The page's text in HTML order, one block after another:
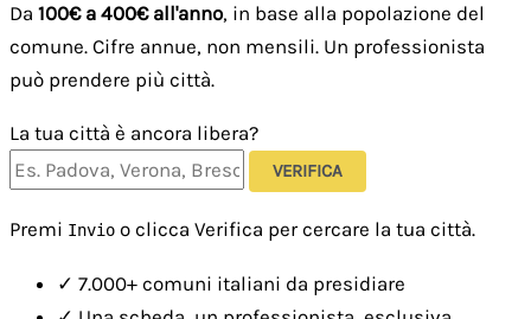
Da 100€ a 400€ all'anno, in base alla popolazione del
comune. Cifre annue, non mensili. Un professionista
può prendere più città.
La tua città è ancora libera?
VERIFICA
Premi Invio o clicca Verifica per cercare la tua città.
✓ 7.000+ comuni italiani da presidiare